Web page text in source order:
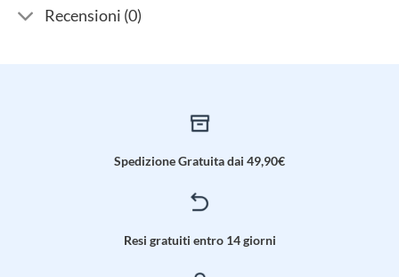
Recensioni (0)
Spedizione Gratuita dai 49,90€
Resi gratuiti entro 14 giorni